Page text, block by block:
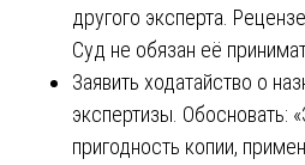
другого эксперта.
Суд не обязан её
Заявить ходатайство о
экспертизы. Обосновать:
пригодность копии,